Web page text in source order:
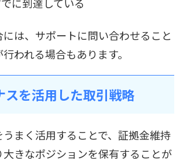
は、サポートに問い合わせること
われる場合もあります。
スを活用した取引戦略
まく活用することで、証拠金維持
きなポジションを保有することが